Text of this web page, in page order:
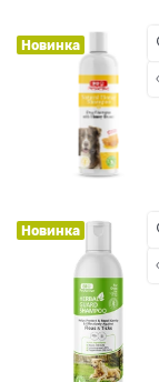
Новинка
Новинка